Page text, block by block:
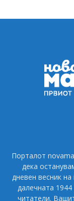
Порталот
дека
дневен весник
далечната
читатели.